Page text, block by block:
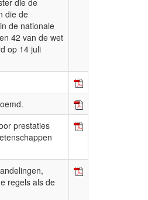
die de
die de
de nationale
42 van de wet
op 14 juli
prestaties
regels als de